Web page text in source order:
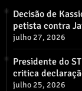
Decisão de
petista contra
julho 27, 2026
Presidente do
critica
julho 25, 2026